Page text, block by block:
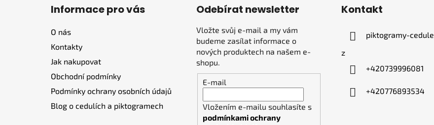
Informace pro vás
O nás
Kontakty
Jak nakupovat
Obchodní podmínky
Podmínky ochrany osobních údajů
Blog o cedulích a piktogramech
Odebírat newsletter
Vložte svůj e-mail a my vám
budeme zasílat informace o
nových produktech na našem e-
shopu.
E-mail
Vložením e-mailu souhlasíte s
podmínkami ochrany
Kontakt
piktogramy-cedule
z
+420739996081
+420776893534